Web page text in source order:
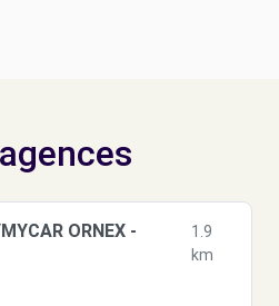
ORNEX -
1.9
km